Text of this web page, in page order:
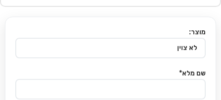
מוצר:
שם מלא*